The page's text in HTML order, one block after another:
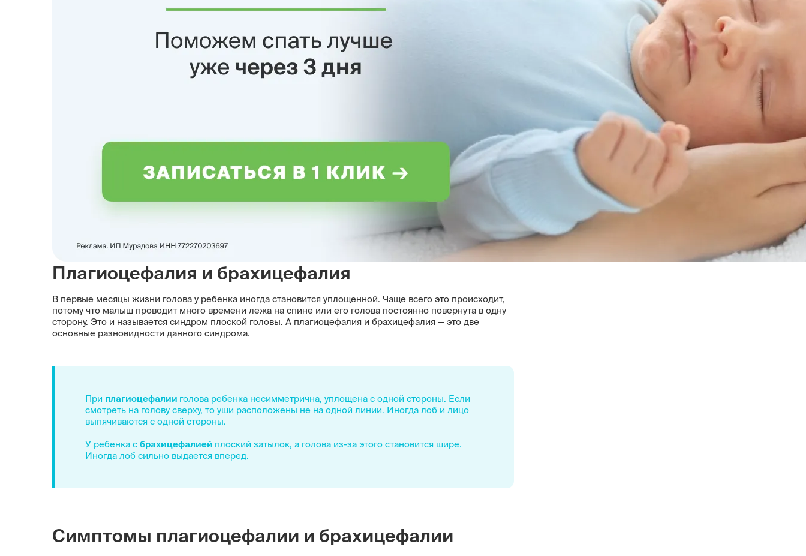
Плагиоцефалия и брахицефалия
В первые месяцы жизни голова у ребенка иногда становится уплощенной. Чаще всего это происходит,
потому что малыш проводит много времени лежа на спине или его голова постоянно повернута в одну
сторону. Это и называется синдром плоской головы. А плагиоцефалия и брахицефалия — это две
основные разновидности данного синдрома.
При плагиоцефалии голова ребенка несимметрична, уплощена с одной стороны. Если
смотреть на голову сверху, то уши расположены не на одной линии. Иногда лоб и лицо
выпячиваются с одной стороны.
У ребенка с брахицефалией плоский затылок, а голова из-за этого становится шире.
Иногда лоб сильно выдается вперед.
Симптомы плагиоцефалии и брахицефалии